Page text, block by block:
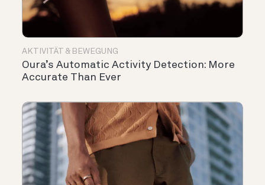
AKTIVITÄT & BEWEGUNG
Oura’s Automatic Activity Detection: More
Accurate Than Ever